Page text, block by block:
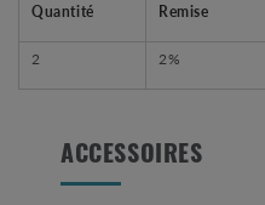
Quantité Remise
2 2%
ACCESSOIRES